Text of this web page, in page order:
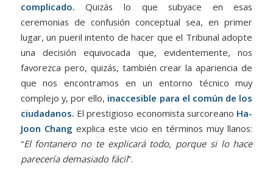
complicado.Quizás lo que subyace en esas
ceremonias de confusión conceptual sea, en primer
lugar, un pueril intento de hacer que el Tribunal adopte
una decisión equivocada que, evidentemente, nos
favorezca pero, quizás, también crear la apariencia de
que nos encontramos en un entorno técnico muy
complejo y, por ello, inaccesible para el común de los
ciudadanos. El prestigioso economista surcoreano Ha-
Joon Chang explica este vicio en términos muy llanos:
“El fontanero no te explicará todo, porque si lo hace
parecería demasiado fácil”.